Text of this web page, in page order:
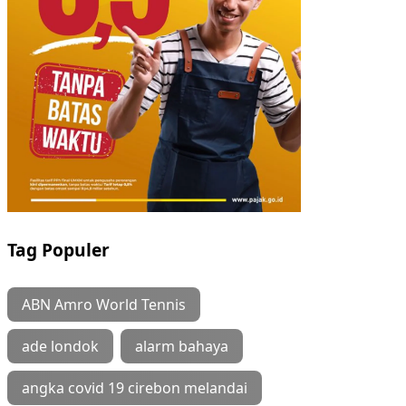
Tag Populer
ABN Amro World Tennis
ade londok alarm bahaya
angka covid 19 cirebon melandai